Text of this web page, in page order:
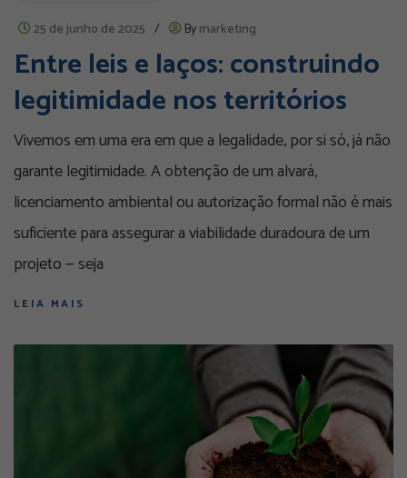
25 de junho de 2025 / Bymarketing
Entre leis e laços: construindo
legitimidade nos territórios
Vivemos em uma era em que a legalidade, por si só, já não
garante legitimidade. A obtenção de um alvará,
licenciamento ambiental ou autorização formal não é mais
suficiente para assegurar a viabilidade duradoura de um
projeto — seja
LEIA MAIS